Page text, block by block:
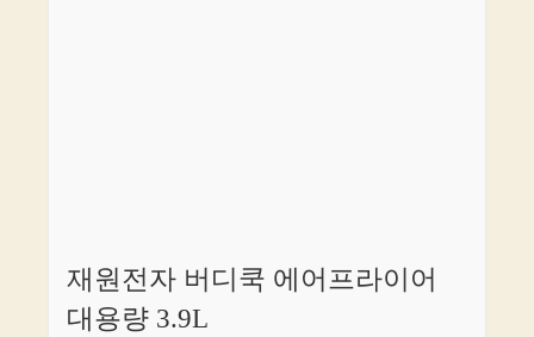
재원전자 버디쿡 에어프라이어
대용량 3.9L